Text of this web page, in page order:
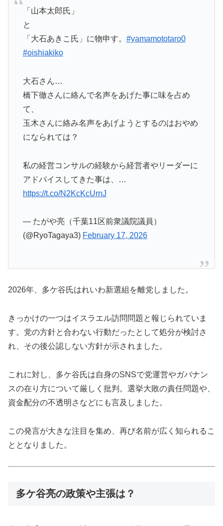
「山本太郎氏」
と
「大石あきこ氏」に物申す。 #yamamototaro0
#oishiakiko
大石さん…
橋下徹さんに絡んで名声をあげた事に味を占め
て、
玉木さんに絡み名声をあげようとするのはおやめ
になられては？
私の経営コンサルの経験から経営者やリーダーに
アドバイスしてきた事は、…
https://t.co/N2KcKcUrnJ
— たがや亮（千葉11区前衆議院議員）
(@RyoTagaya3) February 17, 2026
2026年、多ケ谷氏はれいわ新選組を離党しました。
きっかけの一つはイスラエル訪問問題と報じられていま
す。党の方針と合わない行動だったとして処分が検討さ
れ、その後公認しない方針が示されました。
これに対し、多ケ谷氏は自身のSNSで党運営やガバナン
スの在り方について厳しく批判。選挙大敗の責任問題や、
資金配分の不透明さなどにも言及しました。
この発言が大きな注目を集め、再び名前が広く知られるこ
ととなりました。
多ケ谷亮の政策や主張は？